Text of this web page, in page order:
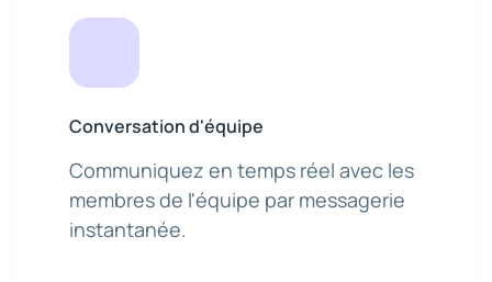
Conversation d'équipe
Communiquez en temps réel avec les
membres de l'équipe par messagerie
instantanée.